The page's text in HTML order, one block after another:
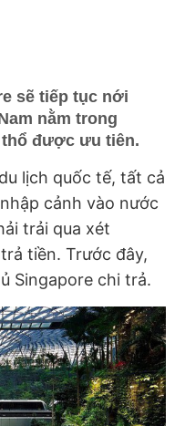
sẽ tiếp tục nới
nằm trong
được ưu tiên.
lịch quốc tế, tất cả
cảnh vào nước
trải qua xét
tiền. Trước đây,
Singapore chi trả.